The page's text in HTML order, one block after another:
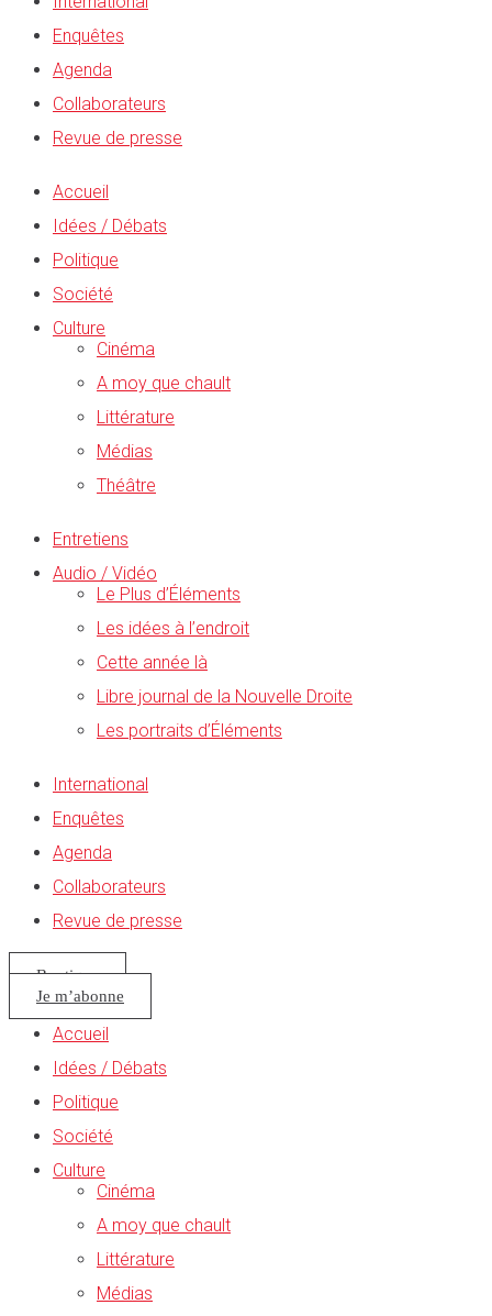
Enquêtes
Agenda
Collaborateurs
Revue de presse
Accueil
Idées / Débats
Politique
Société
Culture
Cinéma
A moy que chault
Littérature
Médias
Théâtre
Entretiens
Audio / Vidéo
Le Plus d’Éléments
Les idées à l’endroit
Cette année là
Libre journal de la Nouvelle Droite
Les portraits d’Éléments
International
Enquêtes
Agenda
Collaborateurs
Revue de presse
Boutique
Je m’abonne
Accueil
Idées / Débats
Politique
Société
Culture
Cinéma
A moy que chault
Littérature
Médias